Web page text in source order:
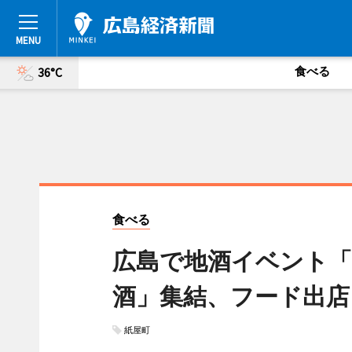
36°C 食べる
食べる
広島で地酒イベント
酒」集結、フード出
紙屋町